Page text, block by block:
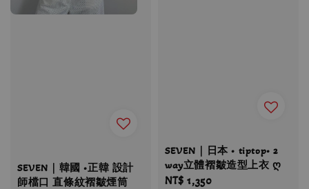
SEVEN｜韓國 •正韓 設計
師檔口 直條紋褶皺煙筒
SEVEN｜日本 • tiptop• 2
way立體褶皺造型上衣 ღ
Regular
NT$ 1,350